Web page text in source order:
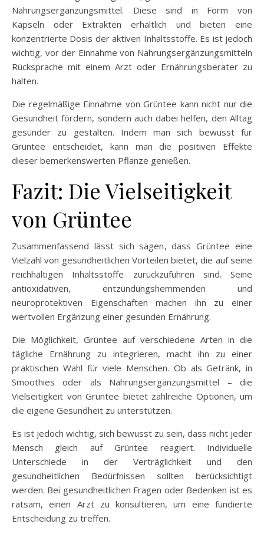
Nahrungsergänzungsmittel. Diese sind in Form von
Kapseln oder Extrakten erhältlich und bieten eine
konzentrierte Dosis der aktiven Inhaltsstoffe. Es ist jedoch
wichtig, vor der Einnahme von Nahrungsergänzungsmitteln
Rücksprache mit einem Arzt oder Ernährungsberater zu
halten.
Die regelmäßige Einnahme von Grüntee kann nicht nur die
Gesundheit fördern, sondern auch dabei helfen, den Alltag
gesünder zu gestalten. Indem man sich bewusst für
Grüntee entscheidet, kann man die positiven Effekte
dieser bemerkenswerten Pflanze genießen.
Fazit: Die Vielseitigkeit
von Grüntee
Zusammenfassend lässt sich sagen, dass Grüntee eine
Vielzahl von gesundheitlichen Vorteilen bietet, die auf seine
reichhaltigen Inhaltsstoffe zurückzuführen sind. Seine
antioxidativen, entzündungshemmenden und
neuroprotektiven Eigenschaften machen ihn zu einer
wertvollen Ergänzung einer gesunden Ernährung.
Die Möglichkeit, Grüntee auf verschiedene Arten in die
tägliche Ernährung zu integrieren, macht ihn zu einer
praktischen Wahl für viele Menschen. Ob als Getränk, in
Smoothies oder als Nahrungsergänzungsmittel – die
Vielseitigkeit von Grüntee bietet zahlreiche Optionen, um
die eigene Gesundheit zu unterstützen.
Es ist jedoch wichtig, sich bewusst zu sein, dass nicht jeder
Mensch gleich auf Grüntee reagiert. Individuelle
Unterschiede in der Verträglichkeit und den
gesundheitlichen Bedürfnissen sollten berücksichtigt
werden. Bei gesundheitlichen Fragen oder Bedenken ist es
ratsam, einen Arzt zu konsultieren, um eine fundierte
Entscheidung zu treffen.